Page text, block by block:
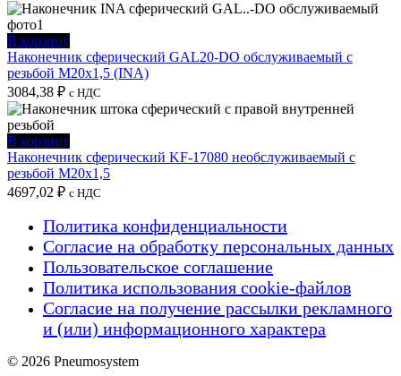
В корзину
Наконечник сферический GAL20-DO обслуживаемый с
резьбой M20x1,5 (INA)
3084,38 ₽ с НДС
В корзину
Наконечник сферический KF-17080 необслуживаемый с
резьбой M20x1,5
4697,02 ₽ с НДС
Политика конфиденциальности
Согласие на обработку персональных данных
Пользовательское соглашение
Политика использования cookie-файлов
Согласие на получение рассылки рекламного
и (или) информационного характера
© 2026 Pneumosystem